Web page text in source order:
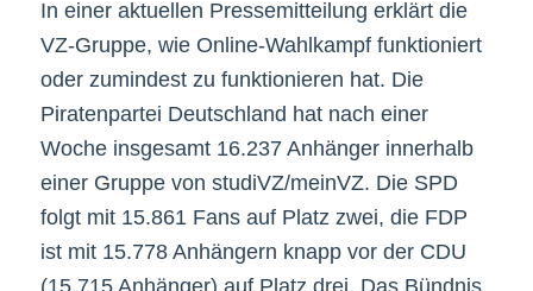
In einer aktuellen Pressemitteilung erklärt die
VZ-Gruppe, wie Online-Wahlkampf funktioniert
oder zumindest zu funktionieren hat. Die
Piratenpartei Deutschland hat nach einer
Woche insgesamt 16.237 Anhänger innerhalb
einer Gruppe von studiVZ/meinVZ. Die SPD
folgt mit 15.861 Fans auf Platz zwei, die FDP
ist mit 15.778 Anhängern knapp vor der CDU
(15.715 Anhänger) auf Platz drei. Das Bündnis